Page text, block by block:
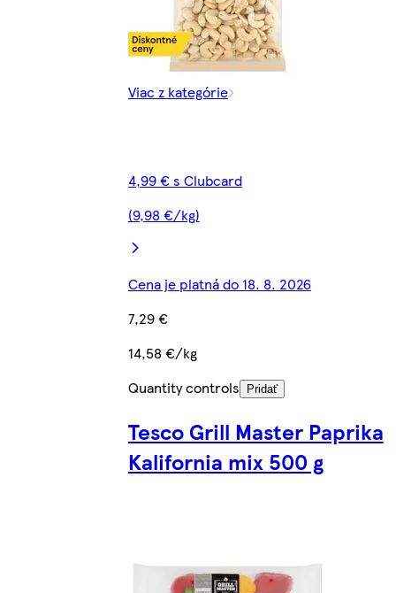
Viac z kategórie
4,99 € s Clubcard
(9,98 €/kg)
Cena je platná do 18. 8. 2026
7,29 €
14,58 €/kg
Quantity controls
Pridať
Tesco Grill Master Paprika
Kalifornia mix 500 g